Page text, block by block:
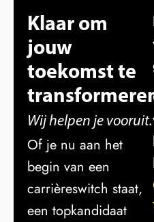
Klaar om
jouw
toekomst te
Wij helpen je vooruit.
Of je nu aan het
begin van een
carrièreswitch staat,
een topkandidaat